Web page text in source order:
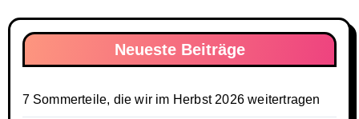
Neueste Beiträge
7 Sommerteile, die wir im Herbst 2026 weitertragen